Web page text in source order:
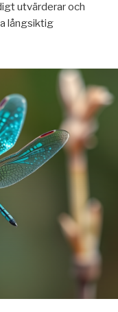
utvärderar och
långsiktig